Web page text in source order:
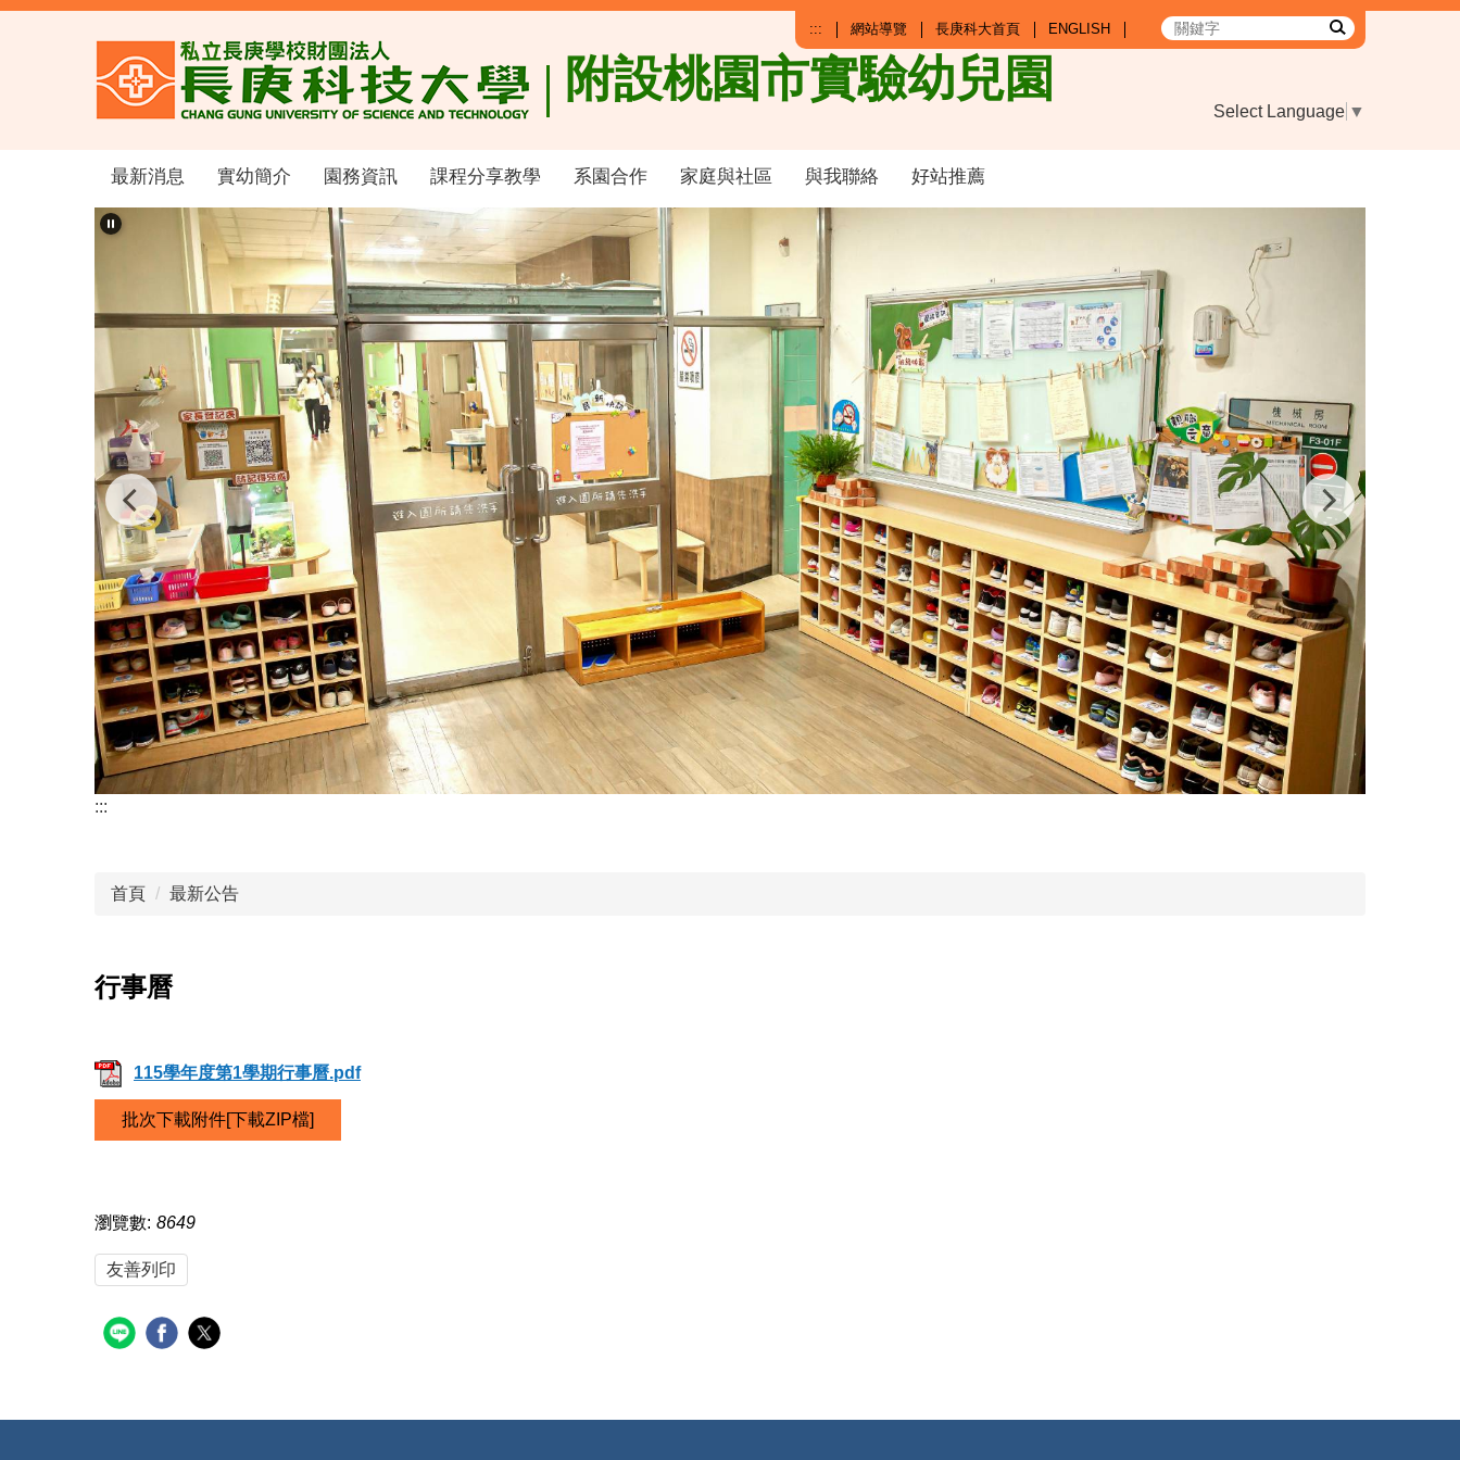
跳
附設桃園市實驗幼兒園
::: 網站導覽 長庚科大首頁 ENGLISH
Select Language ▼
最新消息 實幼簡介 園務資訊 課程分享教學 系園合作 家庭與社區 與我聯絡 好站推薦
:::
首頁 最新公告
行事曆
115學年度第1學期行事曆.pdf
批次下載附件[下載ZIP檔]
瀏覽數: 8649
友善列印